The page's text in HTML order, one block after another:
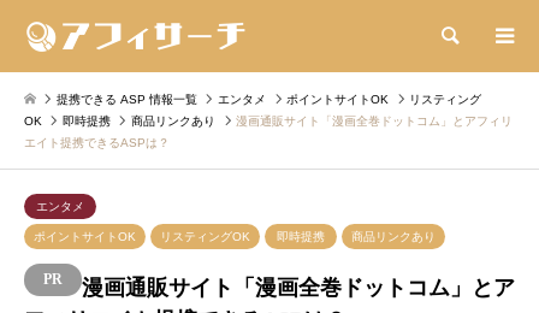
検索
提携できる ASP 情報一覧 エンタメ ポイントサイトOK
リスティング
OK
即時提携 商品リンクあり
漫画通販サイト「漫画全巻ドットコム」とアフィリ
エイト提携できるASPは？
エンタメ
ポイントサイトOK リスティングOK 即時提携 商品リンクあり
漫画通販サイト「漫画全巻ドットコム」とア